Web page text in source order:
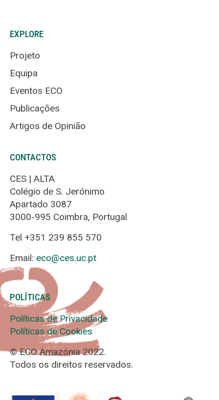
EXPLORE
Projeto
Equipa
Eventos ECO
Publicações
Artigos de Opinião
CONTACTOS
CES | ALTA
Colégio de S. Jerónimo
Apartado 3087
3000-995 Coimbra, Portugal
Tel +351 239 855 570
Email: eco@ces.uc.pt
POLÍTICAS
Políticas de Privacidade
Políticas de Cookies
© ECO Amazónia 2022.
Todos os direitos reservados.